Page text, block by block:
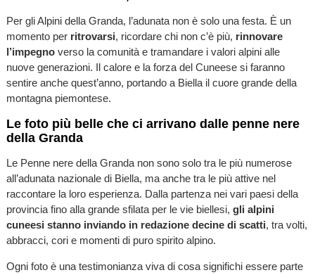
Per gli Alpini della Granda, l’adunata non è solo una festa. È un
momento per ritrovarsi, ricordare chi non c’è più, rinnovare
l’impegnoverso la comunità e tramandare i valori alpini alle
nuove generazioni. Il calore e la forza del Cuneese si faranno
sentire anche quest’anno, portando a Biella il cuore grande della
montagna piemontese.
Le foto più belle che ci arrivano dalle penne nere
della Granda
Le Penne nere della Granda non sono solo tra le più numerose
all’adunata nazionale di Biella, ma anche tra le più attive nel
raccontare la loro esperienza. Dalla partenza nei vari paesi della
provincia fino alla grande sfilata per le vie biellesi, gli alpini
cuneesi stanno inviando in redazione decine di scatti, tra volti,
abbracci, cori e momenti di puro spirito alpino.
Ogni foto è una testimonianza viva di cosa significhi essere parte